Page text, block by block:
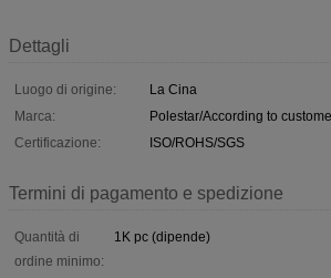
Dettagli
Luogo di origine:
La Cina
Marca:
Polestar/According to
Certificazione:
ISO/ROHS/SGS
Termini di pagamento e spedizione
Quantità di
ordine minimo:
1K pc (dipende)